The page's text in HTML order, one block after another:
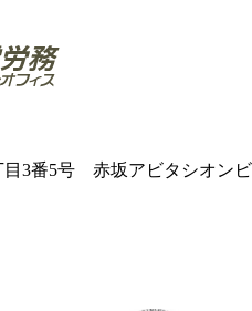
目3番5号 赤坂アビタシオン